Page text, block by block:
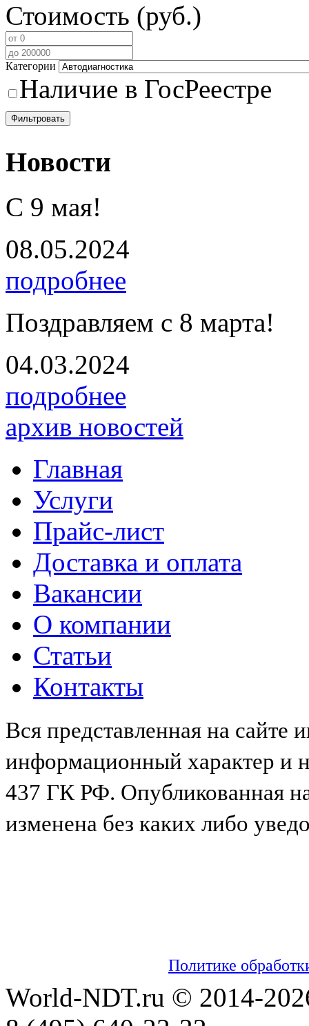
Стоимость (руб.)
Категории
Наличие в ГосРеестре
Фильтровать
Новости
С 9 мая!
08.05.2024
подробнее
Поздравляем с 8 марта!
04.03.2024
подробнее
архив новостей
Главная
Услуги
Прайс-лист
Доставка и оплата
Вакансии
О компании
Статьи
Контакты
Вся представленная на сайте
информационный характер и
437 ГК РФ. Опубликованная
изменена без каких либо
Политике
World-NDT.ru © 2014-